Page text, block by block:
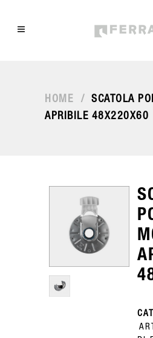
HOME /
SCATOLA
APRIBILE 48X220X60